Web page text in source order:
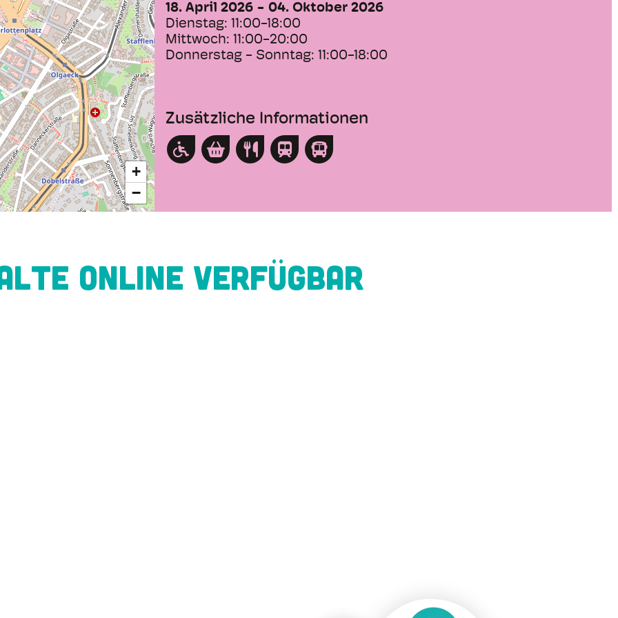
+
−
18. April 2026
04. Oktober 2026
Dienstag: 11:00-18:00
Mittwoch: 11:00-20:00
Donnerstag - Sonntag: 11:00-18:00
Zusätzliche Informationen
online verfügbar